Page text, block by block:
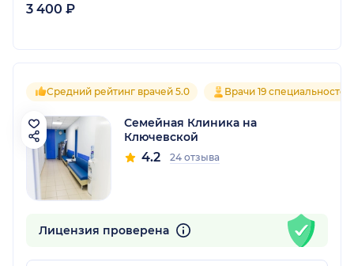
3 400 ₽
Средний рейтинг врачей 5.0 Врачи 19 специальностей
Семейная Клиника на
Ключевской
4.2 24 отзыва
Лицензия проверена